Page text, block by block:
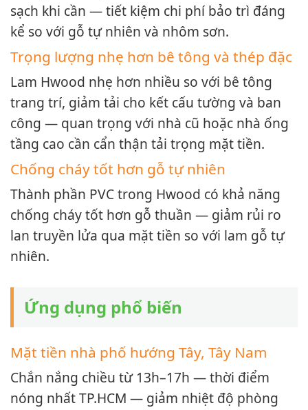
sạch khi cần — tiết kiệm chi phí bảo trì đáng
kể so với gỗ tự nhiên và nhôm sơn.
Trọng lượng nhẹ hơn bê tông và thép đặc
Lam Hwood nhẹ hơn nhiều so với bê tông
trang trí, giảm tải cho kết cấu tường và ban
công — quan trọng với nhà cũ hoặc nhà ống
tầng cao cần cẩn thận tải trọng mặt tiền.
Chống cháy tốt hơn gỗ tự nhiên
Thành phần PVC trong Hwood có khả năng
chống cháy tốt hơn gỗ thuần — giảm rủi ro
lan truyền lửa qua mặt tiền so với lam gỗ tự
nhiên.
Ứng dụng phổ biến
Mặt tiền nhà phố hướng Tây, Tây Nam
Chắn nắng chiều từ 13h–17h — thời điểm
nóng nhất TP.HCM — giảm nhiệt độ phòng